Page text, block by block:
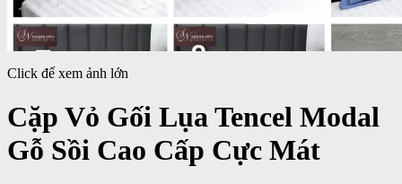
Click để xem ảnh lớn
Cặp Vỏ Gối Lụa Tencel Modal
Gỗ Sồi Cao Cấp Cực Mát